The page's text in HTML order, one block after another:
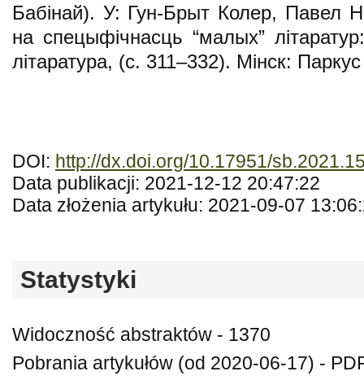
Бабінай). У: Гун-Брыт Колер, Павел
на спецыфічнасць “малых”
літаратура, (с. 311–332). Мінск:
DOI: http://dx.doi.org/10.17951/
Data publikacji: 2021-12-12 20:47:22
Data złożenia artykułu: 2021-09-07
Statystyki
Widoczność abstraktów - 1370
Pobrania artykułów (od 2020-06-17) -